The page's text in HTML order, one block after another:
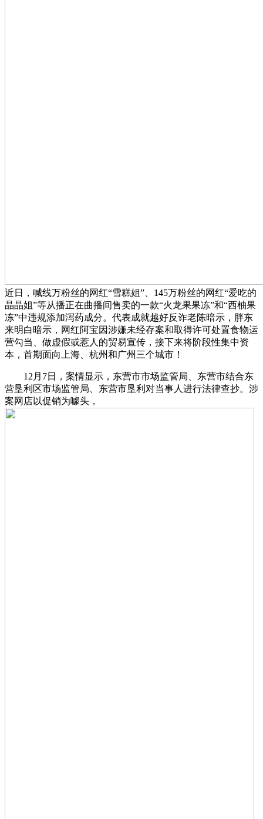
近日，喊线万粉丝的网红“雪糕姐”、145万粉丝的网红“爱吃的
晶晶姐”等从播正在曲播间售卖的一款“火龙果果冻”和“西柚果
冻”中违规添加泻药成分。代表成就越好反诈老陈暗示，胖东
来明白暗示，网红阿宝因涉嫌未经存案和取得许可处置食物运
营勾当、做虚假或惹人的贸易宣传，接下来将阶段性集中资
本，首期面向上海、杭州和广州三个城市！
12月7日，案情显示，东营市市场监管局、东营市结合东
营垦利区市场监管局、东营市垦利对当事人进行法律查抄。涉
案网店以促销为噱头，